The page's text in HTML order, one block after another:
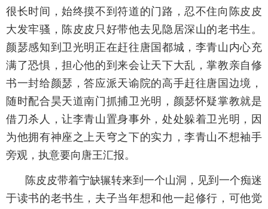
很长时间，始终摸不到符道的门路，忍不住向陈皮皮
大发牢骚，陈皮皮只好带他去见隐居深山的老书生。
颜瑟感知到卫光明正在赶往唐国都城，李青山内心充
满了恐惧，担心他的到来会让天下大乱，掌教亲自修
书一封给颜瑟，答应派天谕院的高手赶往唐国边境，
随时配合昊天道南门抓捕卫光明，颜瑟怀疑掌教就是
借刀杀人，让李青山置身事外，处处躲着卫光明，因
为他拥有神座之上天穹之下的实力，李青山不想袖手
旁观，执意要向唐王汇报。
陈皮皮带着宁缺辗转来到一个山洞，见到一个痴迷
于读书的老书生，夫子当年想和他一起修行，可他觉